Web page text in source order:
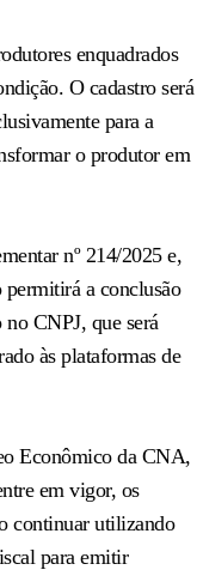
enquadrados
O cadastro será
para a
o produtor em
nº 214/2025 e,
permitirá a conclusão
CNPJ, que será
às plataformas de
Econômico da CNA,
em vigor, os
continuar utilizando
para emitir